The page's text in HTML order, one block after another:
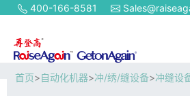
400-166-8581
首页>自动化机器>冲/绣/缝设备>冲缝设